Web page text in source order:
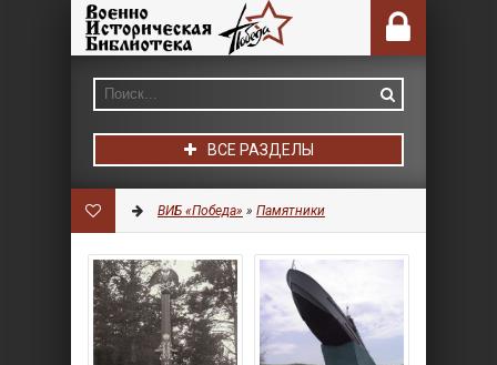
ВСЕ РАЗДЕЛЫ
ВИБ «Победа» » Памятники